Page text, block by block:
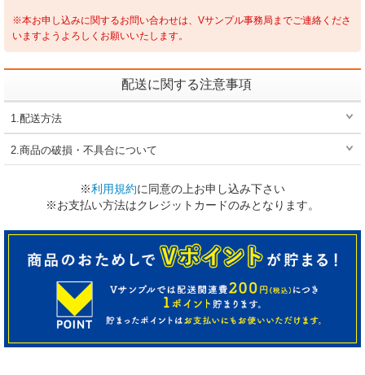
※本お申し込みに関するお問い合わせは、Vサンプル事務局までご連絡くださ
いますようよろしくお願いいたします。
配送に関する注意事項
1.配送方法
2.商品の破損・不具合について
※利用規約に同意の上お申し込み下さい
※お支払い方法はクレジットカードのみとなります。